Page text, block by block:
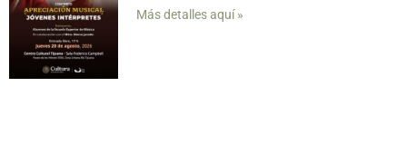
Más detalles aquí »